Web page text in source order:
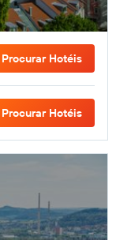
Procurar Hotéis
Procurar Hotéis